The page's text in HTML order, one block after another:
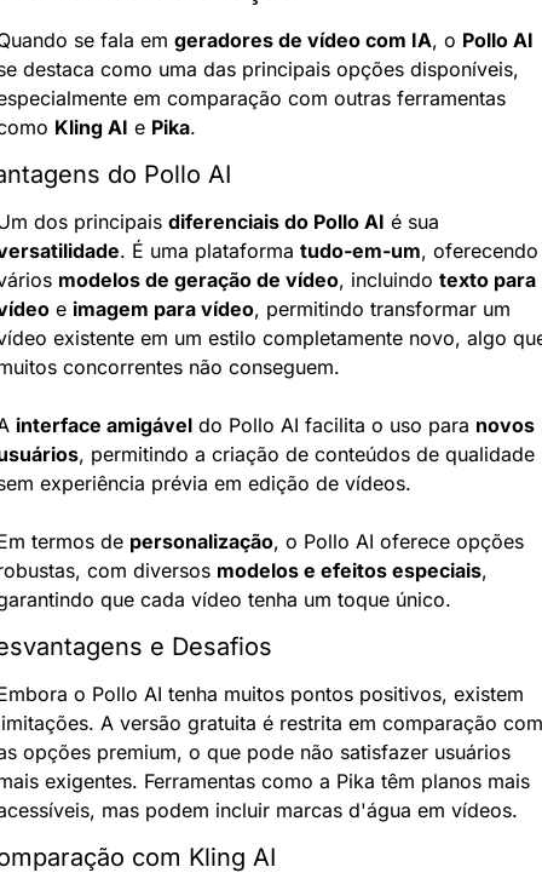
se fala em geradores de vídeo com IA, o Pollo AI
destaca como uma das principais opções disponíveis,
em comparação com outras ferramentas
Kling AI e Pika.
do Pollo AI
dos principais diferenciais do Pollo AI
. É uma plataforma tudo-em-um, oferecendo
modelos de geração de vídeo, incluindo texto para
e imagem para vídeo, permitindo transformar um
existente em um estilo completamente novo, algo
concorrentes não conseguem.
interface amigável do Pollo AI facilita o uso para novos
, permitindo a criação de conteúdos de qualidade
experiência prévia em edição de vídeos.
termos de personalização, o Pollo AI oferece opções
com diversos modelos e efeitos especiais,
que cada vídeo tenha um toque único.
e Desafios
o Pollo AI tenha muitos pontos positivos, existem
A versão gratuita é restrita em comparação com
opções premium, o que pode não satisfazer usuários
exigentes. Ferramentas como a Pika têm planos mais
mas podem incluir marcas d'água em vídeos.
com Kling AI